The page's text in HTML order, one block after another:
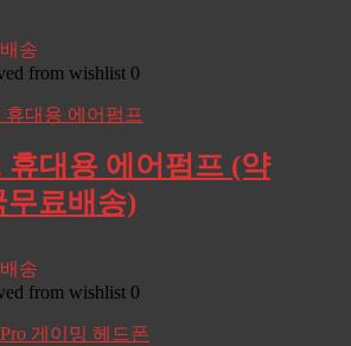
송
from wishlist 0
휴대용 에어펌프 (약
무료배송)
송
from wishlist 0